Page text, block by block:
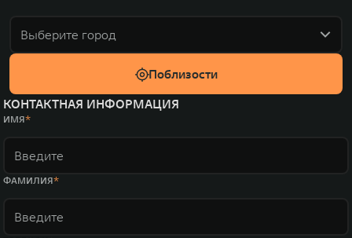
Выберите город
Поблизости
КОНТАКТНАЯ ИНФОРМАЦИЯ
ИМЯ
ФАМИЛИЯ